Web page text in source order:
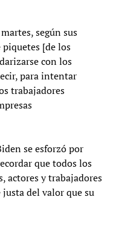
según sus
[de los
con los
para intentar
trabajadores
se esforzó por
que todos los
actores y trabajadores
del valor que su